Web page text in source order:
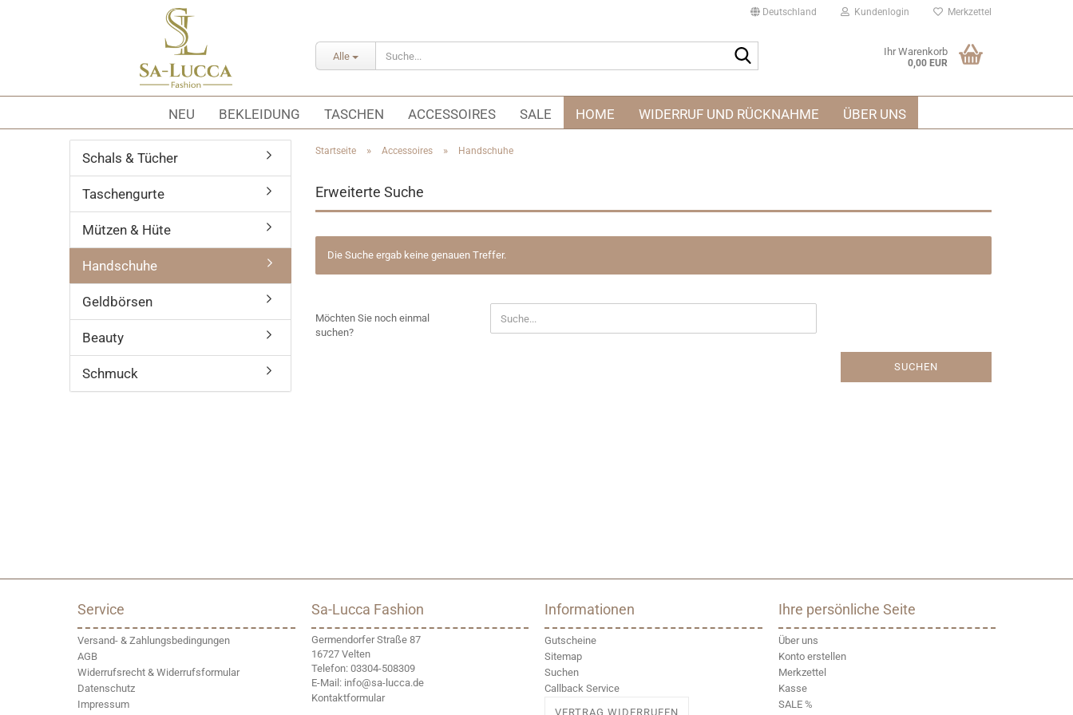
Deutschland Kundenlogin Merkzettel
Alle Ihr Warenkorb
0,00 EUR
NEU BEKLEIDUNG TASCHEN ACCESSOIRES SALE HOME WIDERRUF UND RÜCKNAHME ÜBER UNS
Startseite » Accessoires » Handschuhe
Erweiterte Suche
Die Suche ergab keine genauen Treffer.
SIE
NOCH
Möchten Sie noch einmal
suchen?
SUCHEN
Schals & Tücher
Taschengurte
Mützen & Hüte
Handschuhe
Geldbörsen
Beauty
Schmuck
Service
Versand- & Zahlungsbedingungen
AGB
Widerrufsrecht & Widerrufsformular
Datenschutz
Impressum
Sa-Lucca Fashion
Germendorfer Straße 87
16727 Velten
Telefon: 03304-508309
E-Mail: info@sa-lucca.de
Kontaktformular
Informationen
Gutscheine
Sitemap
Suchen
Callback Service
VERTRAG WIDERRUFEN
Ihre persönliche Seite
Über uns
Konto erstellen
Merkzettel
Kasse
SALE %